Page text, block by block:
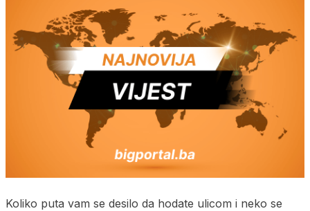
Koliko puta vam se desilo da hodate ulicom i neko se